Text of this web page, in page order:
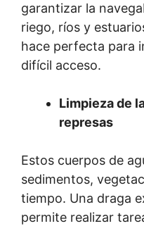
garantizar la
riego, ríos y
hace perfecta para
difícil acceso.
Limpieza de
represas
Estos cuerpos de
sedimentos,
tiempo. Una draga
permite realizar